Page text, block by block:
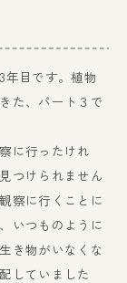
目です。植物
た、パート３で
に行ったけれ
つけられません
察に行くことに
いつものように
き物がいなくな
していました